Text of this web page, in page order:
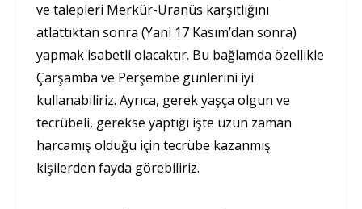
ve talepleri Merkür-Uranüs karşıtlığını
atlattıktan sonra (Yani 17 Kasım’dan sonra)
yapmak isabetli olacaktır. Bu bağlamda özellikle
Çarşamba ve Perşembe günlerini iyi
kullanabiliriz. Ayrıca, gerek yaşça olgun ve
tecrübeli, gerekse yaptığı işte uzun zaman
harcamış olduğu için tecrübe kazanmış
kişilerden fayda görebiliriz.